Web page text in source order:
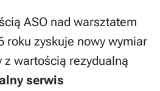
ASO nad warsztatem
roku zyskuje nowy wymiar
wartością rezydualną
serwis